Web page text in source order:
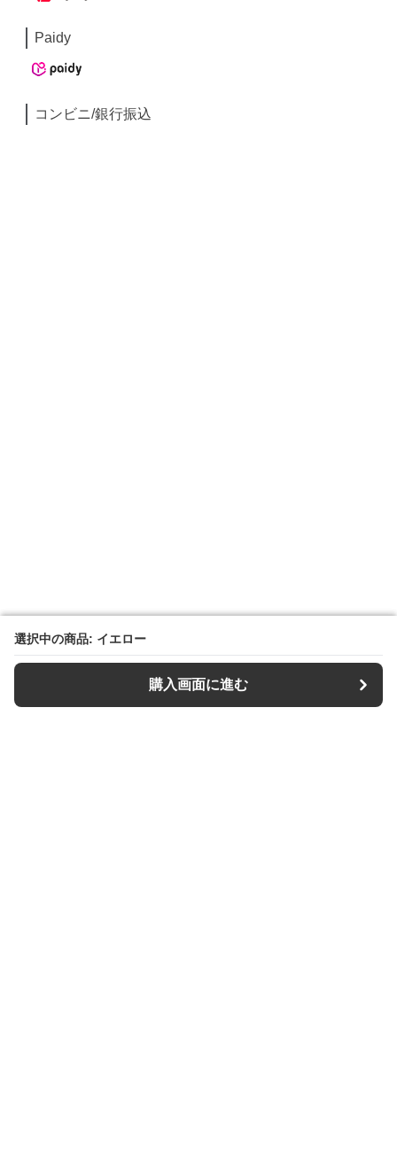
選択中の商品: イエロー
購入画面に進む
選択中の商品: イエロー
購入画面に進む
Paidy
コンビニ/銀行振込